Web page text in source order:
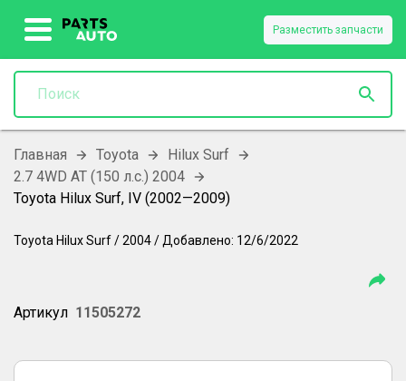
Разместить запчасти
Главная Toyota
Hilux Surf
2.7 4WD AT (150 л.с.) 2004
Toyota Hilux Surf, IV (2002—2009)
Toyota Hilux Surf/2004/ Добавлено: 12/6/2022
Артикул 11505272